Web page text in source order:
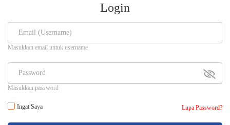
Login
Masukkan email untuk username
Masukkan password
Ingat Saya Lupa Password?